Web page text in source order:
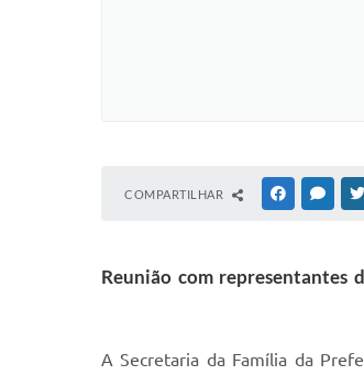
COMPARTILHAR FACEBOOK
Reunião com representantes
A Secretaria da Família da